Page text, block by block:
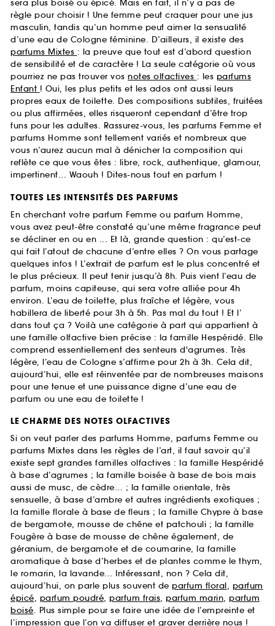
sera plus boisé ou épicé. Mais en fait, il n’y a pas de
règle pour choisir ! Une femme peut craquer pour une jus
masculin, tandis qu’un homme peut aimer la sensualité
d’une eau de Cologne féminine. D’ailleurs, il existe des
parfums Mixtes : la preuve que tout est d’abord question
de sensibilité et de caractère ! La seule catégorie où vous
pourriez ne pas trouver vos notes olfactives : les parfums
Enfant ! Oui, les plus petits et les ados ont aussi leurs
propres eaux de toilette. Des compositions subtiles, fruitées
ou plus affirmées, elles risqueront cependant d’être trop
funs pour les adultes. Rassurez-vous, les parfums Femme et
parfums Homme sont tellement variés et nombreux que
vous n’aurez aucun mal à dénicher la composition qui
reflète ce que vous êtes : libre, rock, authentique, glamour,
impertinent... Waouh ! Dites-nous tout en parfum !
TOUTES LES INTENSITÉS DES PARFUMS
En cherchant votre parfum Femme ou parfum Homme,
vous avez peut-être constaté qu’une même fragrance peut
se décliner en ou en ... Et là, grande question : qu’est-ce
qui fait l’atout de chacune d’entre elles ? On vous partage
quelques infos ! L’extrait de parfum est le plus concentré et
le plus précieux. Il peut tenir jusqu’à 8h. Puis vient l’eau de
parfum, moins capiteuse, qui sera votre alliée pour 4h
environ. L’eau de toilette, plus fraîche et légère, vous
habillera de liberté pour 3h à 5h. Pas mal du tout ! Et l’
dans tout ça ? Voilà une catégorie à part qui appartient à
une famille olfactive bien précise : la famille Hespéridé. Elle
comprend essentiellement des senteurs d'agrumes. Très
légère, l’eau de Cologne s’affirme pour 2h à 3h. Cela dit,
aujourd’hui, elle est réinventée par de nombreuses maisons
pour une tenue et une puissance digne d’une eau de
parfum ou une eau de toilette !
LE CHARME DES NOTES OLFACTIVES
Si on veut parler des parfums Homme, parfums Femme ou
parfums Mixtes dans les règles de l’art, il faut savoir qu’il
existe sept grandes familles olfactives : la famille Hespéridé
à base d’agrumes ; la famille boisée à base de bois mais
aussi de musc, de cèdre... ; la famille orientale, très
sensuelle, à base d’ambre et autres ingrédients exotiques ;
la famille florale à base de fleurs ; la famille Chypre à base
de bergamote, mousse de chêne et patchouli ; la famille
Fougère à base de mousse de chêne également, de
géranium, de bergamote et de coumarine, la famille
aromatique à base d’herbes et de plantes comme le thym,
le romarin, la lavande... Intéressant, non ? Cela dit,
aujourd’hui, on parle plus souvent de parfum floral, parfum
épicé, parfum poudré, parfum frais, parfum marin, parfum
boisé. Plus simple pour se faire une idée de l’empreinte et
l’impression que l’on va diffuser et graver derrière nous !